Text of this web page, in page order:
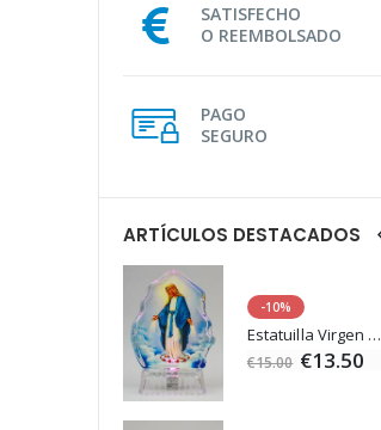
SATISFECHO
O REEMBOLSADO
PAGO
SEGURO
ARTÍCULOS DESTACADOS
-10%
Estatuilla Virgen Milagrosa Luminosa
€15.00 €13.50